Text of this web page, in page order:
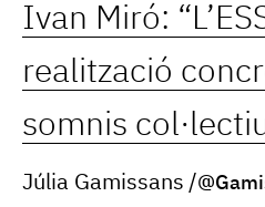
top
Ivan Miró:
realització
somnis
Júlia Gamissans